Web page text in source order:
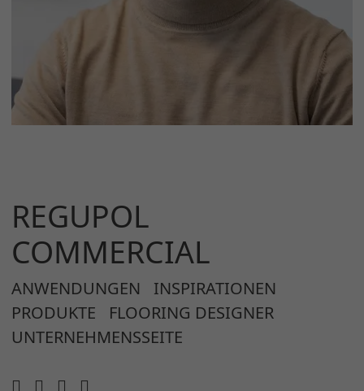
REGUPOL
COMMERCIAL
ANWENDUNGEN
INSPIRATIONEN
PRODUKTE
FLOORING DESIGNER
UNTERNEHMENSSEITE